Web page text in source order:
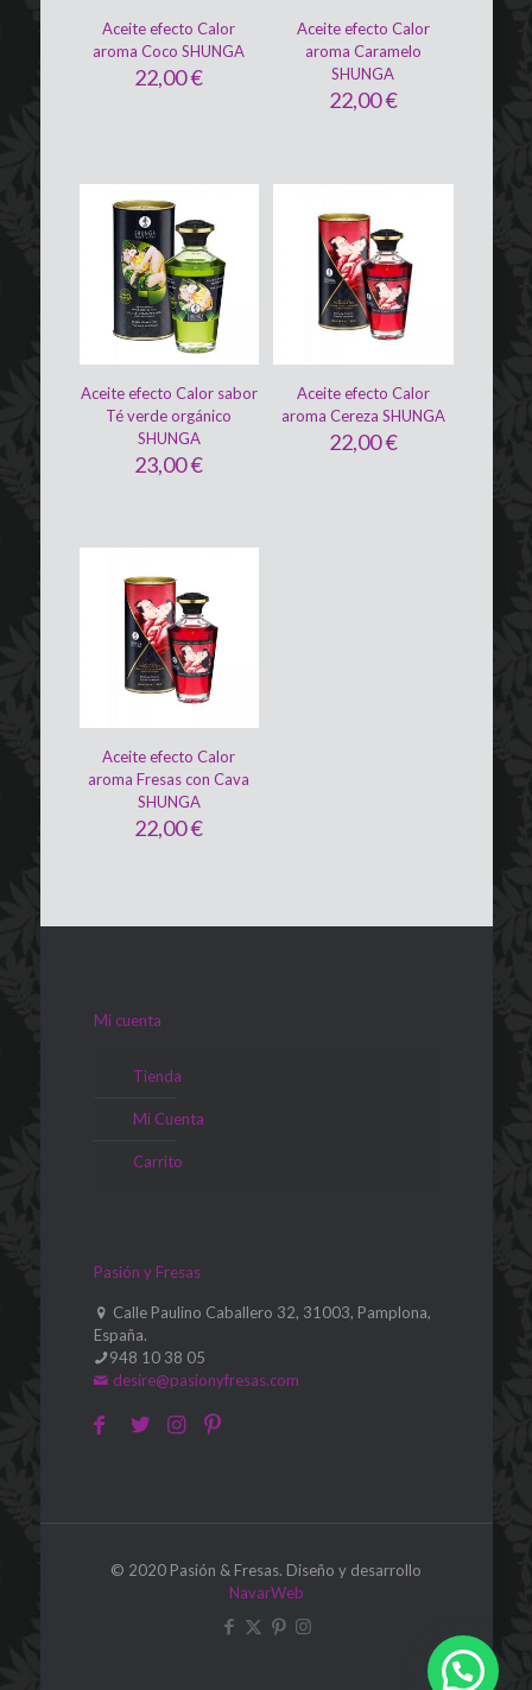
Aceite efecto Calor
aroma Coco SHUNGA
22,00€
Aceite efecto Calor
aroma Caramelo
SHUNGA
22,00€
Aceite efecto Calor sabor
Té verde orgánico
SHUNGA
23,00€
Aceite efecto Calor
aroma Cereza SHUNGA
22,00€
Aceite efecto Calor
aroma Fresas con Cava
SHUNGA
22,00€
Mi cuenta
Tienda
Mi Cuenta
Carrito
Pasión y Fresas
Calle Paulino Caballero 32, 31003, Pamplona,
España.
948 10 38 05
desire@pasionyfresas.com
© 2020 Pasión & Fresas. Diseño y desarrollo
NavarWeb